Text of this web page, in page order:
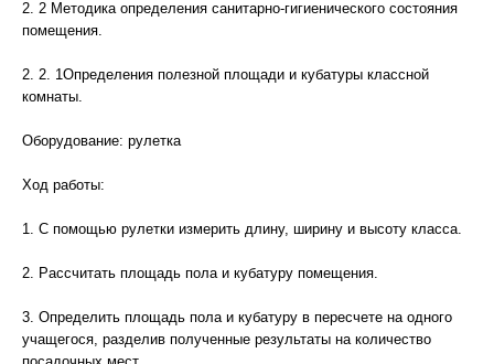
2. 2 Методика определения санитарно-гигиенического состояния
помещения.
2. 2. 1Определения полезной площади и кубатуры классной
комнаты.
Оборудование: рулетка
Ход работы:
1. С помощью рулетки измерить длину, ширину и высоту класса.
2. Рассчитать площадь пола и кубатуру помещения.
3. Определить площадь пола и кубатуру в пересчете на одного
учащегося, разделив полученные результаты на количество